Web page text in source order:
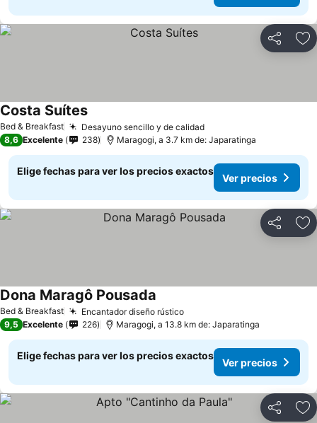
Compartir
Bed & Breakfast Desayuno sencillo y de calidadVer precios
Costa SuítesVer precios
8,6 Excelente 238 Maragogi, a 3.7 km de: Japaratinga
Elige fechas para ver los precios exactos
Ver precios
Compartir
Bed & Breakfast Encantador diseño rústicoVer precios
Dona Maragô Pousada
9,5 Excelente 226 Maragogi, a 13.8 km de: Japaratinga
Elige fechas para ver los precios exactos
Ver precios
Compartir